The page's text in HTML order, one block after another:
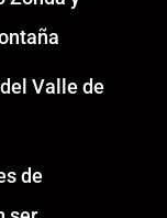
Valle de
de